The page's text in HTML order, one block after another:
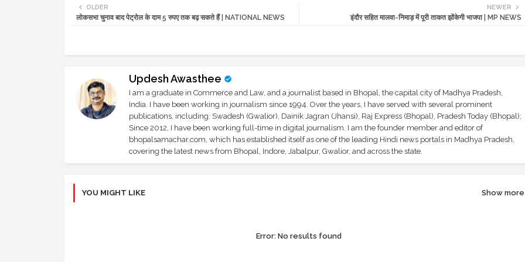
NEWER
इंदौर सहित मालवा-निमाड़ में पूरी ताकत झोंकेगी भाजपा | MP NEWS
OLDER
लोकसभा चुनाव बाद पेट्रोल के दाम 5 रुपए तक बढ़ सकते हैं | NATIONAL NEWS
Updesh Awasthee
I am a graduate in Commerce and Law, and a journalist based in Bhopal, the capital city of Madhya Pradesh,
India. I have been working in journalism since 1994. Over the years, I have served with several prominent
publications, including: Swadesh (Gwalior), Dainik Jagran (Jhansi), Raj Express (Bhopal), Pradesh Today (Bhopal);
Since 2012, I have been working full-time in digital journalism. I am the founder member and editor of
bhopalsamachar.com, which has established itself as one of the leading Hindi news portals in Madhya Pradesh,
covering the latest news from Bhopal, Indore, Jabalpur, Gwalior, and across the state.
YOU MIGHT LIKE Show more
Error:No results found